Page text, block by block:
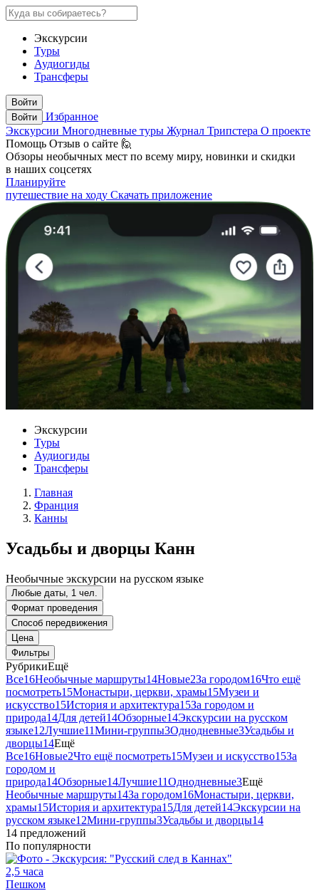
Экскурсии
Туры
Аудиогиды
Трансферы
Войти
Войти
Избранное
Экскурсии Многодневные туры Журнал Трипстера О проекте
Помощь Отзыв о сайте 🙋
Обзоры необычных мест по всему миру, новинки и скидки
в наших соцсетях
Планируйте
путешествие на ходу Скачать приложение
Экскурсии
Туры
Аудиогиды
Трансферы
Главная
Франция
Канны
Усадьбы и дворцы Канн
Необычные экскурсии на русском языке
Любые даты, 1 чел.
Формат проведения
Способ передвижения
Цена
Фильтры
РубрикиЕщё
Все16Необычные маршруты14Новые2За городом16Что ещё
посмотреть15Монастыри, церкви, храмы15Музеи и
искусство15История и архитектура15За городом и
природа14Для детей14Обзорные14Экскурсии на русском
языке12Лучшие11Мини-группы3Однодневные3Усадьбы и
дворцы14Ещё
Все16Новые2Что ещё посмотреть15Музеи и искусство15За
городом и
природа14Обзорные14Лучшие11Однодневные3Ещё
Необычные маршруты14За городом16Монастыри, церкви,
храмы15История и архитектура15Для детей14Экскурсии на
русском языке12Мини-группы3Усадьбы и дворцы14
14 предложений
По популярности
2,5 часа
Пешком